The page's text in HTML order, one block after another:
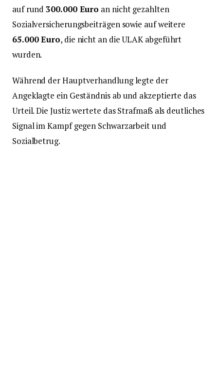
auf rund300.000 Euro an nicht gezahlten
Sozialversicherungsbeiträgen sowie auf weitere
65.000 Euro, die nicht an die ULAK abgeführt
wurden.
Während der Hauptverhandlung legte der
Angeklagte ein Geständnis ab und akzeptierte das
Urteil. Die Justiz wertete das Strafmaß als deutliches
Signal im Kampf gegen Schwarzarbeit und
Sozialbetrug.